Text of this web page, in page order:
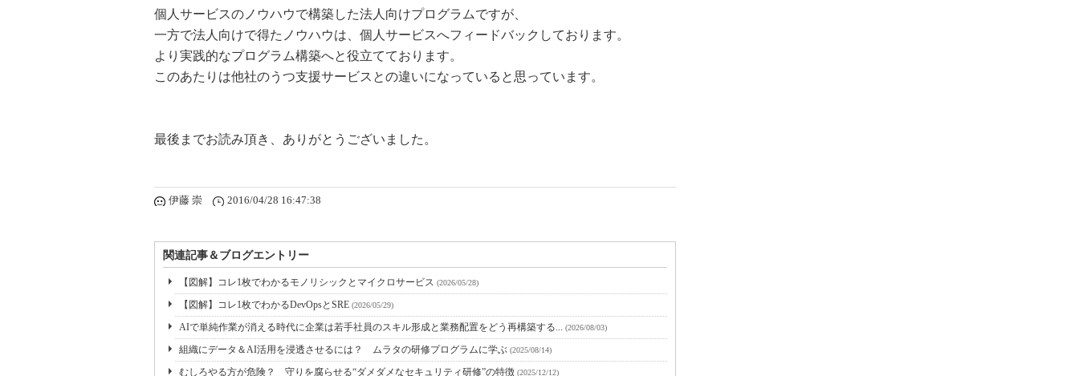
個人サービスのノウハウで構築した法人向けプログラムですが、
一方で法人向けで得たノウハウは、個人サービスへフィードバックしております。
より実践的なプログラム構築へと役立てております。
このあたりは他社のうつ支援サービスとの違いになっていると思っています。
最後までお読み頂き、ありがとうございました。
伊藤 崇 2016/04/28 16:47:38
関連記事＆ブログエントリー
【図解】コレ1枚でわかるモノリシックとマイクロサービス (2026/05/28)
【図解】コレ1枚でわかるDevOpsとSRE (2026/05/29)
AIで単純作業が消える時代に企業は若手社員のスキル形成と業務配置をどう再構築する... (2026/08/03)
組織にデータ＆AI活用を浸透させるには？ ムラタの研修プログラムに学ぶ (2025/08/14)
むしろやる方が危険？ 守りを腐らせる“ダメダメなセキュリティ研修”の特徴 (2025/12/12)